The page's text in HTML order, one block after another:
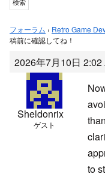
フォーラム › Retro Game
稿前に確認してね！
2026年7月10日 2:02
Sheldonrix
ゲスト
to